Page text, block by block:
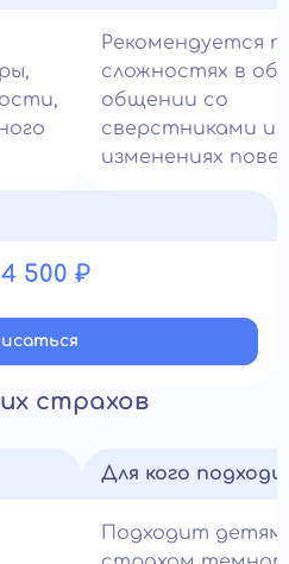
Рекомендуется
сложностях в
общении со
сверстниками и
изменениях
500 ₽
страхов
Для кого
Подходит детям